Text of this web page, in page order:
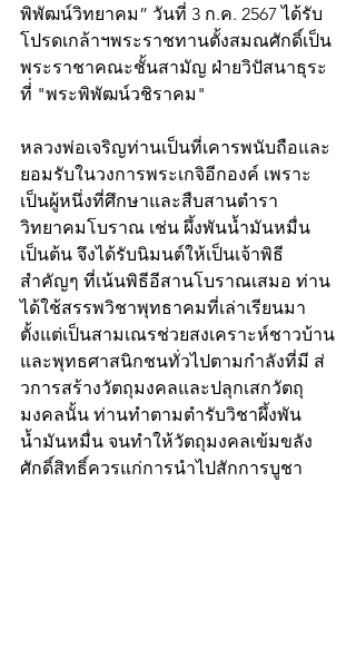
พิพัฒน์วิทยาคม” วันที่ 3 ก.ค. 2567 ได้รับ
โปรดเกล้าฯพระราชทานตั้งสมณศักดิ์เป็น
พระราชาคณะชั้นสามัญ ฝ่ายวิปัสนาธุระ
ที่่ "พระพิพัฒน์วชิราคม"
หลวงพ่อเจริญท่านเป็นที่เคารพนับถือและ
ยอมรับในวงการพระเกจิอีกองค์ เพราะ
เป็นผู้หนึ่งที่ศึกษาและสืบสานตำรา
วิทยาคมโบราณ เช่น ผึ้งพันน้ำมันหมื่น
เป็นต้น จึงได้รับนิมนต์ให้เป็นเจ้าพิธี
สำคัญๆ ที่เน้นพิธีอีสานโบราณเสมอ ท่าน
ได้ใช้สรรพวิชาพุทธาคมที่เล่าเรียนมา
ตั้งแต่เป็นสามเณรช่วยสงเคราะห์ชาวบ้าน
และพุทธศาสนิกชนทั่วไปตามกำลังที่มี ส่
วการสร้างวัตถุมงคลและปลุกเสกวัตถุ
มงคลนั้น ท่านทำตามตำรับวิชาผึ้งพัน
น้ำมันหมื่น จนทำให้วัตถุมงคลเข้มขลัง
ศักดิ์สิทธิ์ควรแก่การนำไปสักการบูชา